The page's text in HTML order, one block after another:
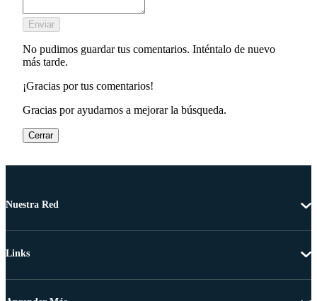
Enviar
No pudimos guardar tus comentarios. Inténtalo de nuevo
más tarde.
¡Gracias por tus comentarios!
Gracias por ayudarnos a mejorar la búsqueda.
Cerrar
Nuestra Red
Links